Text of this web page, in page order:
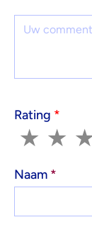
Reactie
Rating *
1
★ 2
★ 3
Naam *